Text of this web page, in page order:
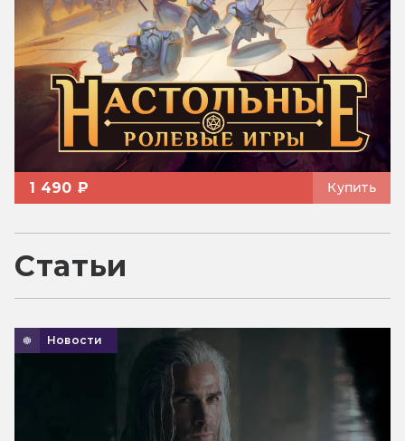
1 490 ₽ Купить
Статьи
Новости